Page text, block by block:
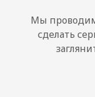
Мы
сделать